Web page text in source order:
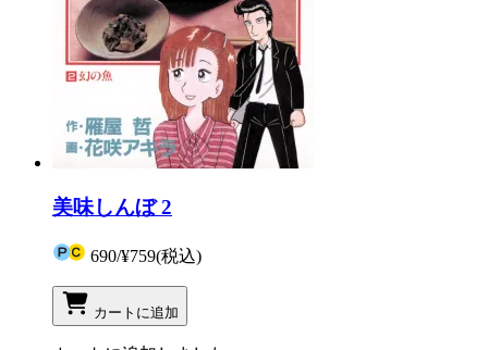
美味しんぼ 2
690/¥759(税込)
カートに追加